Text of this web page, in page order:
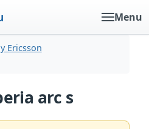
Menu
Ericsson
arc s